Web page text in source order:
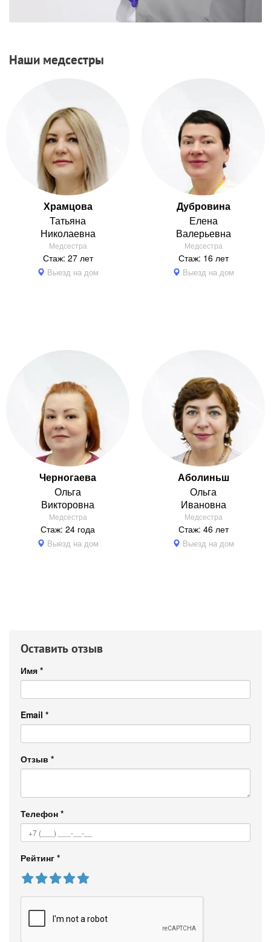
Наши медсестры
Храмцова
Татьяна
Николаевна
Медсестра
Стаж: 27 лет
Выезд на дом
Дубровина
Елена
Валерьевна
Медсестра
Стаж: 16 лет
Выезд на дом
Черногаева
Ольга
Викторовна
Медсестра
Стаж: 24 года
Выезд на дом
Аболиньш
Ольга
Ивановна
Медсестра
Стаж: 46 лет
Выезд на дом
Оставить отзыв
Имя *
Email *
Отзыв *
Телефон *
Рейтинг *